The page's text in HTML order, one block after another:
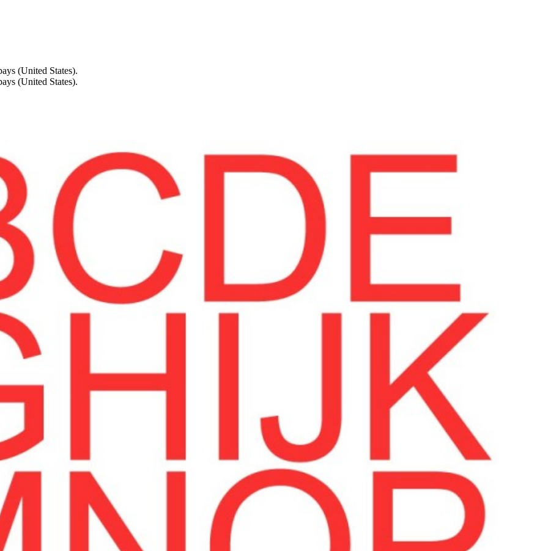
(United States).
(United States).